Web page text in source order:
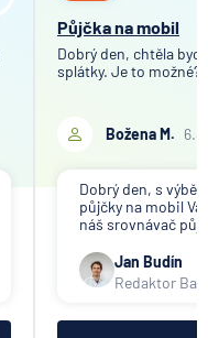
Půjčka na mobil
Dobrý den, chtěla
splátky. Je to možné?
Božena M.
Dobrý den, s
půjčky na mobil
náš srovnávač
Jan Budín
Redaktor